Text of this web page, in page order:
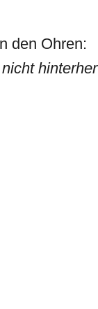
den Ohren:
hinterher